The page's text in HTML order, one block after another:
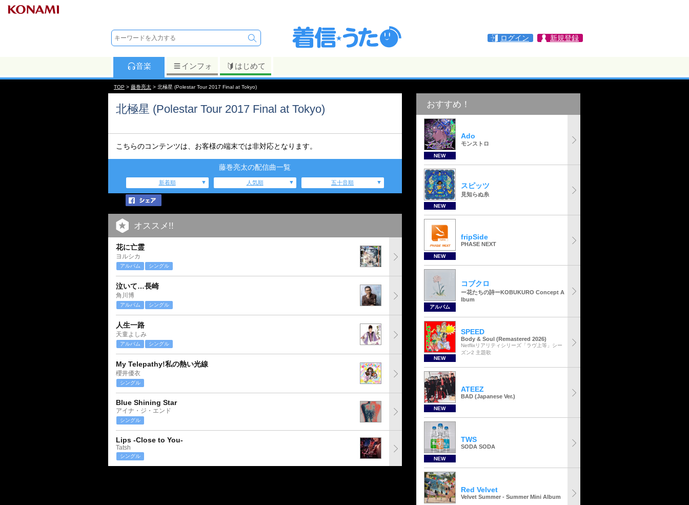
ログイン 新規登録
音楽 インフォ はじめて
TOP > 藤巻亮太 > 北極星 (Polestar Tour 2017 Final at Tokyo)
北極星 (Polestar Tour 2017 Final at Tokyo)
こちらのコンテンツは、お客様の端末では非対応となります。
藤巻亮太の配信曲一覧
新着順 人気順 五十音順
オススメ!!
花に亡霊
ヨルシカ
アルバム シングル
泣いて…長崎
角川博
アルバム シングル
人生一路
天童よしみ
アルバム シングル
My Telepathy!私の熱い光線
櫻井優衣
シングル
Blue Shining Star
アイナ・ジ・エンド
シングル
Lips -Close to You-
Tatsh
シングル
おすすめ！
NEW
Ado
モンストロ
NEW
スピッツ
見知らぬ糸
NEW
fripSide
PHASE NEXT
アルバム
コブクロ
ー花たちの詩ーKOBUKURO Concept A
lbum
NEW
SPEED
Body & Soul (Remastered 2026)
Netflixリアリティシリーズ「ラヴ上等」シー
ズン2 主題歌
NEW
ATEEZ
BAD (Japanese Ver.)
NEW
TWS
SODA SODA
Red Velvet
Velvet Summer - Summer Mini Album